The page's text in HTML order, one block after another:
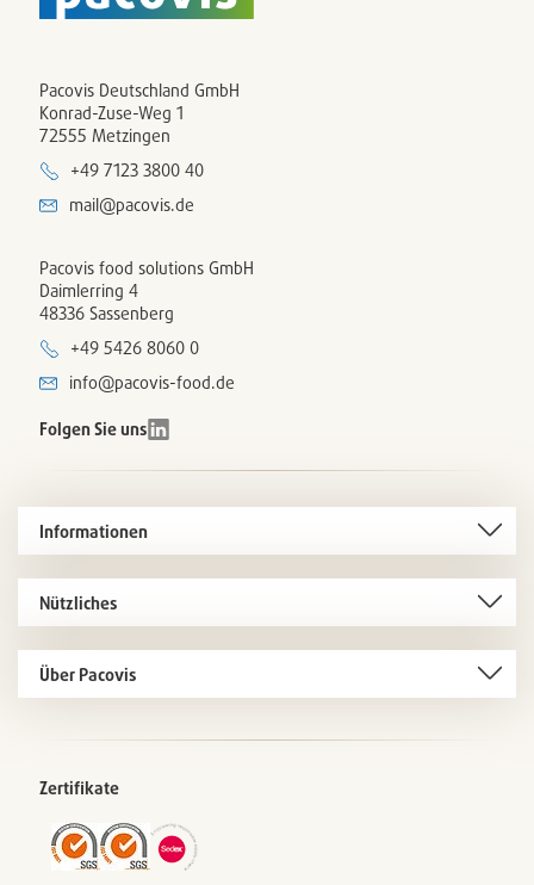
Pacovis Deutschland GmbH
Konrad-Zuse-Weg 1
72555 Metzingen
+49 7123 3800 40
mail@pacovis.de
Pacovis food solutions GmbH
Daimlerring 4
48336 Sassenberg
+49 5426 8060 0
info@pacovis-food.de
Folgen Sie uns
Informationen
Nützliches
Über Pacovis
Zertifikate